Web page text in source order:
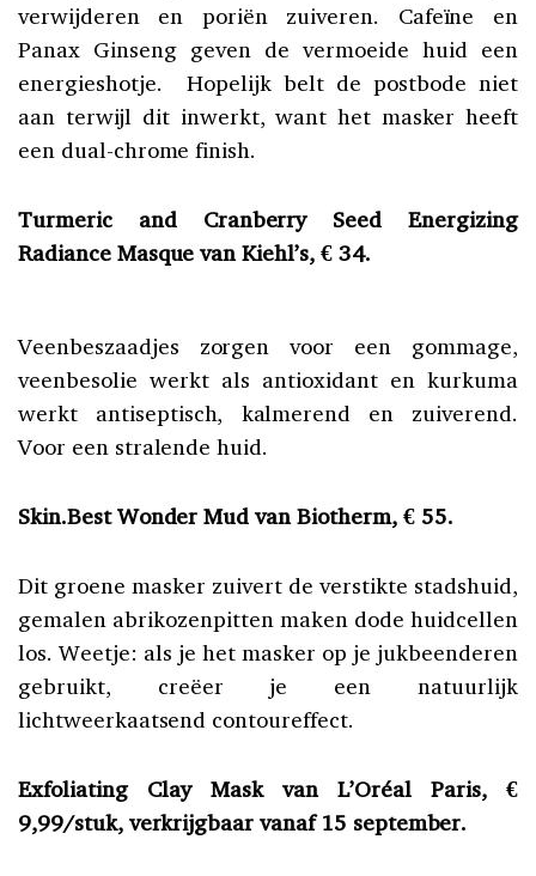
verwijderen en poriën zuiveren. Cafeïne en
Panax Ginseng geven de vermoeide huid een
energieshotje. Hopelijk belt de postbode niet
aan terwijl dit inwerkt, want het masker heeft
een dual-chrome finish.
Turmeric and Cranberry Seed Energizing
Radiance Masque van Kiehl’s, € 34.
Veenbeszaadjes zorgen voor een gommage,
veenbesolie werkt als antioxidant en kurkuma
werkt antiseptisch, kalmerend en zuiverend.
Voor een stralende huid.
Skin.Best Wonder Mud van Biotherm, € 55.
Dit groene masker zuivert de verstikte stadshuid,
gemalen abrikozenpitten maken dode huidcellen
los. Weetje: als je het masker op je jukbeenderen
gebruikt, creëer je een natuurlijk
lichtweerkaatsend contoureffect.
Exfoliating Clay Mask van L’Oréal Paris, €
9,99/stuk, verkrijgbaar vanaf 15 september.